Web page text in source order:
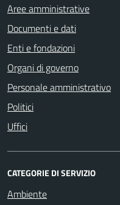
Aree amministrative
Documenti e dati
Enti e fondazioni
Organi di governo
Personale amministrativo
Politici
Uffici
CATEGORIE DI SERVIZIO
Ambiente